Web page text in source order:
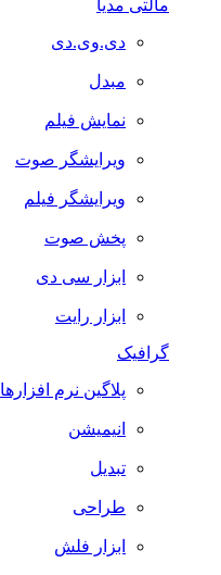
مالتی مدیا
دی.وی.دی
مبدل
نمایش فیلم
ویرایشگر صوت
ویرایشگر فیلم
پخش صوت
ابزار سی دی
ابزار رایت
گرافیک
پلاگین نرم افزارها
انیمیشن
تبدیل
طراحی
ابزار فلش